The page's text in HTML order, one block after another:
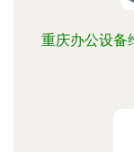
重庆办公设备